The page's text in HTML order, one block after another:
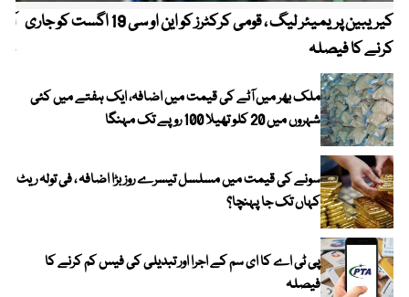
کیریبین پریمیئر لیگ ، قومی کرکٹرز کو این او سی 19 اگست کو جاری
کرنے کا فیصلہ
ملک بھر میں آٹے کی قیمت میں اضافہ، ایک ہفتے میں کئی
شہروں میں 20 کلو تھیلا 100 روپے تک مہنگا
سونے کی قیمت میں مسلسل تیسرے روز بڑا اضافہ ، فی تولہ ریٹ
کہاں تک جا پہنچا؟
پی ٹی اے کا ای سم کے اجرا اور تبدیلی کی فیس کم کرنے کا
فیصلہ